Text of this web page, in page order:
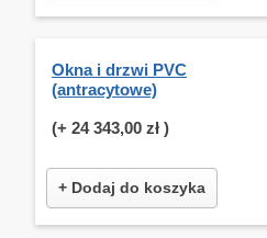
Okna i drzwi PVC
(antracytowe)
(+ 24 343,00 zł )
+ Dodaj do koszyka